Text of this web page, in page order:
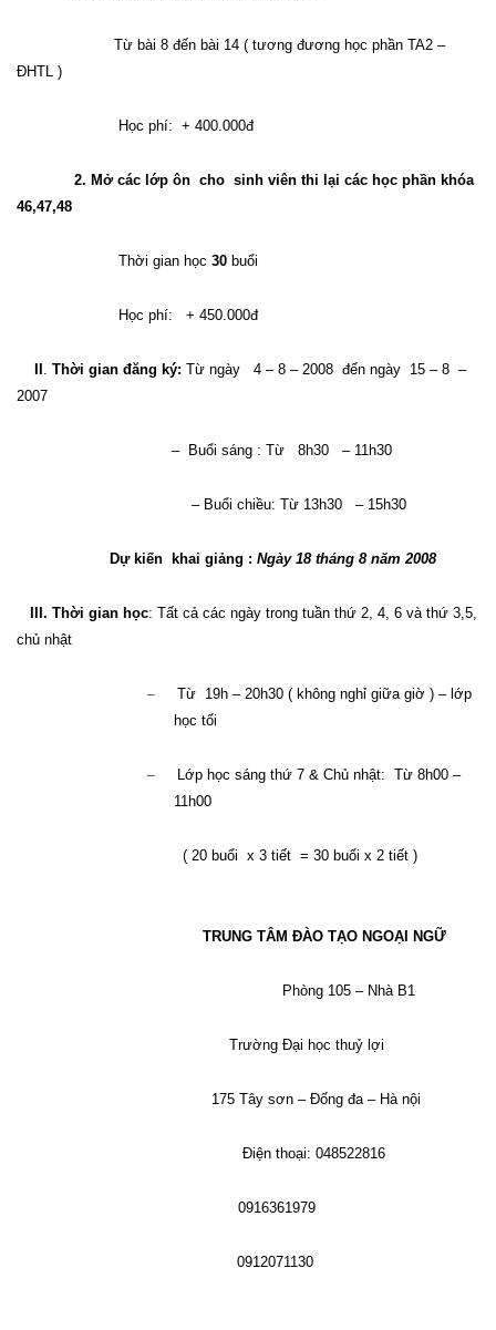
Từ bài 8 đến bài 14 ( tương đương học phần TA2 –
ĐHTL )
Học phí: + 400.000đ
2. Mở các lớp ôn cho sinh viên thi lại các học phần khóa
46,47,48
Thời gian học 30 buổi
Học phí: + 450.000đ
Thời gian đăng ký: Từ ngày 4 – 8 – 2008 đến ngày 15 – 8 –
2007
– Buổi sáng : Từ 8h30 – 11h30
– Buổi chiều: Từ 13h30 – 15h30
Dự kiến khai giảng : Ngày 18 tháng 8 năm 2008
III. Thời gian học: Tất cả các ngày trong tuần thứ 2, 4, 6 và thứ 3,5,
chủ nhật
– Từ 19h – 20h30 ( không nghỉ giữa giờ ) – lớp
học tối
– Lớp học sáng thứ 7 & Chủ nhật: Từ 8h00 –
11h00
( 20 buổi x 3 tiết = 30 buổi x 2 tiết )
TRUNG TÂM ĐÀO TẠO NGOẠI NGỮ
Phòng 105 – Nhà B1
Trường Đại học thuỷ lợi
175 Tây sơn – Đống đa – Hà nội
Điện thoại: 048522816
0916361979
0912071130